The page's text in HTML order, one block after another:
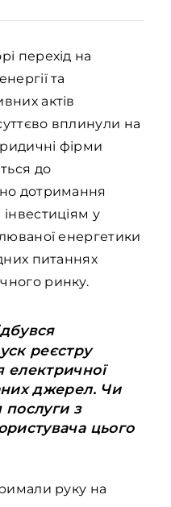
перехід на
та
актів
вплинули на
фірми
до
дотримання
у
енергетики
питаннях
ринку.
реєстру
електричної
джерел. Чи
послуги з
цього
руку на